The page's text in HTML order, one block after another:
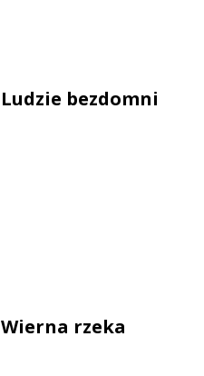
Ludzie bezdomni
Wierna rzeka